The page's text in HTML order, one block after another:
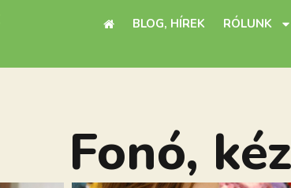
BLOG, HÍREK RÓLUNK
Fonó,